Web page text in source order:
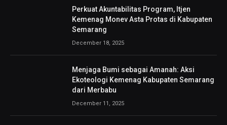
Perkuat Akuntabilitas Program, Itjen
Kemenag Monev Asta Protas di Kabupaten
Semarang
December 18, 2025
Menjaga Bumi sebagai Amanah: Aksi
Ekoteologi Kemenag Kabupaten Semarang
dari Merbabu
December 11, 2025